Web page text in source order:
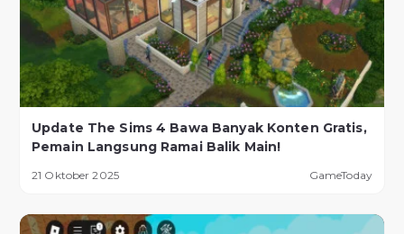
Update The Sims 4 Bawa Banyak Konten Gratis,
Pemain Langsung Ramai Balik Main!
21 Oktober 2025 GameToday